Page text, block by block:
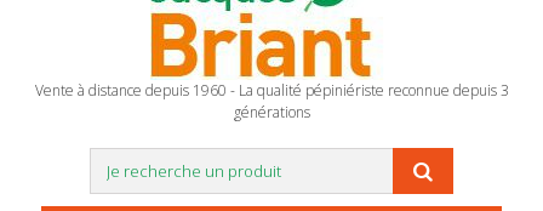
Vente à distance depuis 1960 - La qualité pépiniériste reconnue depuis 3
générations